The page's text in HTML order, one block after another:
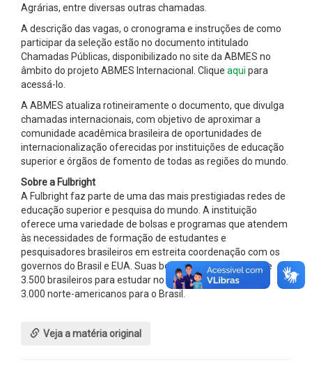
Agrárias, entre diversas outras chamadas.
A descrição das vagas, o cronograma e instruções de como
participar da seleção estão no documento intitulado
Chamadas Públicas, disponibilizado no site da ABMES no
âmbito do projeto ABMES Internacional. Clique aqui para
acessá-lo.
A ABMES atualiza rotineiramente o documento, que divulga
chamadas internacionais, com objetivo de aproximar a
comunidade acadêmica brasileira de oportunidades de
internacionalização oferecidas por instituições de educação
superior e órgãos de fomento de todas as regiões do mundo.
Sobre a Fulbright
A Fulbright faz parte de uma das mais prestigiadas redes de
educação superior e pesquisa do mundo. A instituição
oferece uma variedade de bolsas e programas que atendem
às necessidades de formação de estudantes e
pesquisadores brasileiros em estreita coordenação com os
governos do Brasil e EUA. Suas bolsas já levaram mais de
3.500 brasileiros para estudar no Estados Unidos e quase
3.000 norte-americanos para o Brasil.
Veja a matéria original